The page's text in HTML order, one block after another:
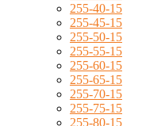
255-40-15
255-45-15
255-50-15
255-55-15
255-60-15
255-65-15
255-70-15
255-75-15
255-80-15